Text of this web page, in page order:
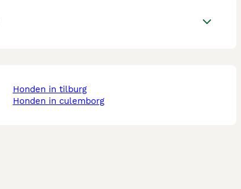
honden in tilburg
honden in culemborg